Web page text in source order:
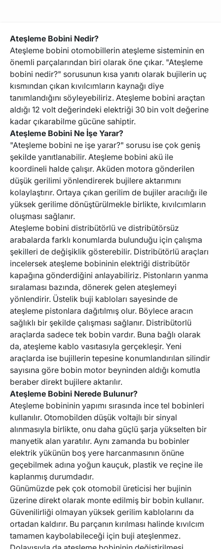
PININFARINA ABARTH
DS DONKERVOORT
CUPRA
Ateşleme Bobini Nedir?
Ateşleme bobini otomobillerin ateşleme sisteminin en
önemli parçalarından biri olarak öne çıkar. "Ateşleme
bobini nedir?" sorusunun kısa yanıtı olarak bujilerin uç
kısmından çıkan kıvılcımların kaynağı diye
tanımlandığını söyleyebiliriz. Ateşleme bobini araçtan
aldığı 12 volt değerindeki elektriği 30 bin volt değerine
kadar çıkarabilme gücüne sahiptir.
Ateşleme Bobini Ne İşe Yarar?
"Ateşleme bobini ne işe yarar?" sorusu ise çok geniş
şekilde yanıtlanabilir. Ateşleme bobini akü ile
koordineli halde çalışır. Aküden motora gönderilen
düşük gerilimi yönlendirerek bujilere aktarımını
kolaylaştırır. Ortaya çıkan gerilim de bujiler aracılığı ile
yüksek gerilime dönüştürülmekle birlikte, kıvılcımların
oluşması sağlanır.
Ateşleme bobini distribütörlü ve distribütörsüz
arabalarda farklı konumlarda bulunduğu için çalışma
şekilleri de değişiklik gösterebilir. Distribütörlü araçları
incelersek ateşleme bobininin elektriği distribütör
kapağına gönderdiğini anlayabiliriz. Pistonların yanma
sıralaması bazında, dönerek gelen ateşlemeyi
yönlendirir. Üstelik buji kabloları sayesinde de
ateşleme pistonlara dağıtılmış olur. Böylece aracın
sağlıklı bir şekilde çalışması sağlanır. Distribütorlü
araçlarda sadece tek bobin vardır. Buna bağlı olarak
da, ateşleme kablo vasıtasıyla gerçekleşir. Yeni
araçlarda ise bujillerin tepesine konumlandırılan silindir
sayısına göre bobin motor beyninden aldığı komutla
beraber direkt bujilere aktarılır.
Ateşleme Bobini Nerede Bulunur?
Ateşleme bobininin yapımı sırasında ince tel bobinleri
kullanılır. Otomobilden düşük voltajlı bir sinyal
alınmasıyla birlikte, onu daha güçlü şarja yükselten bir
manyetik alan yaratılır. Aynı zamanda bu bobinler
elektrik yükünün boş yere harcanmasının önüne
geçebilmek adına yoğun kauçuk, plastik ve reçine ile
kaplanmış durumdadır.
Günümüzde pek çok otomobil üreticisi her bujinin
üzerine direkt olarak monte edilmiş bir bobin kullanır.
Güvenilirliği olmayan yüksek gerilim kablolarını da
ortadan kaldırır. Bu parçanın kırılması halinde kıvılcım
tamamen kaybolabileceği için buji ateşlenmez.